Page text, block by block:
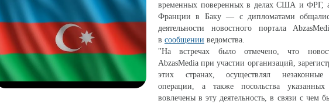
временных поверенных в делах США и ФРГ,
Франции в Баку — с дипломатами
деятельности новостного портала
в сообщении ведомства.
"На встречах было отмечено, что
AbzasMedia при участии организаций,
этих странах, осуществлял незаконные
операции, а также посольства
вовлечены в эту деятельность, в связи с чем